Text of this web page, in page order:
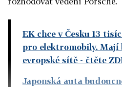
EK chce v Česku 13
pro elektromobily. Mají
evropské sítě - čtěte
Japonská auta